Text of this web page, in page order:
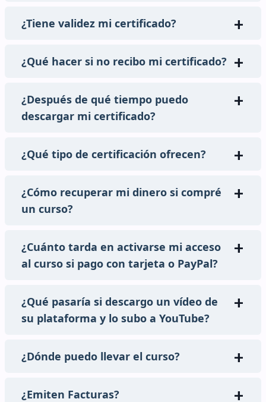
¿Tiene validez mi certificado?
¿Qué hacer si no recibo mi certificado?
¿Después de qué tiempo puedo
descargar mi certificado?
¿Qué tipo de certificación ofrecen?
¿Cómo recuperar mi dinero si compré
un curso?
¿Cuánto tarda en activarse mi acceso
al curso si pago con tarjeta o PayPal?
¿Qué pasaría si descargo un vídeo de
su plataforma y lo subo a YouTube?
¿Dónde puedo llevar el curso?
¿Emiten Facturas?